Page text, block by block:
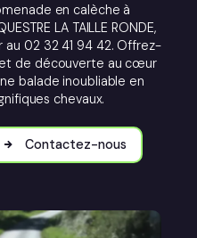
en calèche à
LA TAILLE RONDE,
02 32 41 94 42. Offrez-
de découverte au cœur
balade inoubliable en
chevaux.
Contactez-nous